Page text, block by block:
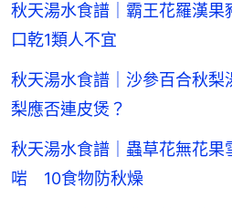
秋天湯水食譜｜霸王花羅漢果
口乾1類人不宜
秋天湯水食譜｜沙參百合秋
梨應否連皮煲？
秋天湯水食譜｜蟲草花無花果
啱 10食物防秋燥